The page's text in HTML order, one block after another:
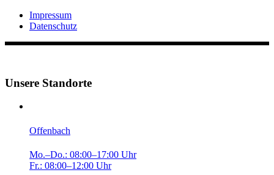
Impressum
Datenschutz
Unsere Standorte
Offenbach
Mo.–Do.: 08:00–17:00 Uhr
Fr.: 08:00–12:00 Uhr